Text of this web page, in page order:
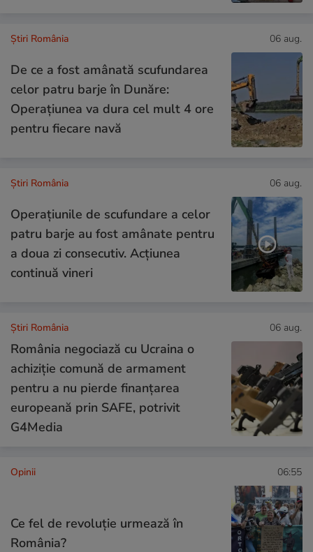
Știri România 06 aug.
De ce a fost amânată scufundarea
celor patru barje în Dunăre:
Operațiunea va dura cel mult 4 ore
pentru fiecare navă
Știri România 06 aug.
Operațiunile de scufundare a celor
patru barje au fost amânate pentru
a doua zi consecutiv. Acțiunea
continuă vineri
Știri România 06 aug.
România negociază cu Ucraina o
achiziție comună de armament
pentru a nu pierde finanțarea
europeană prin SAFE, potrivit
G4Media
Opinii 06:55
Ce fel de revoluție urmează în
România?